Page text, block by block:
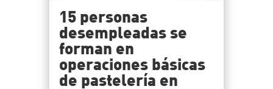
15 personas
desempleadas se
forman en
operaciones básicas
de pastelería en